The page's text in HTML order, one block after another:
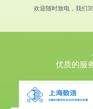
欢迎随时致电，我们
优质的服